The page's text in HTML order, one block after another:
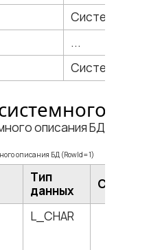
Системное
...
Системное
описания БД
описания БД (RowId=1)
Тип
данных
L_CHAR